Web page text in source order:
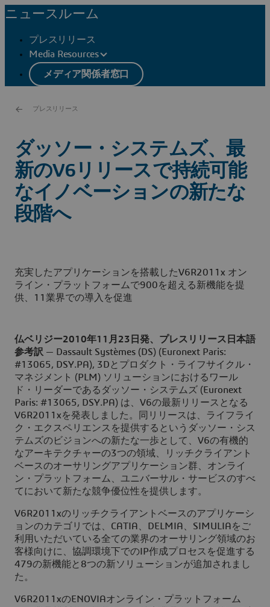
ニュースルーム
プレスリリース
Media Resources
メディア関係者窓口
プレスリリース
ダッソー・システムズ、最
新のV6リリースで持続可能
なイノベーションの新たな
段階へ
充実したアプリケーションを搭載したV6R2011x オン
ライン・プラットフォームで900を超える新機能を提
供、11業界での導入を促進
仏ベリジー2010年11月23日発、プレスリリース日本語
参考訳 — Dassault Systèmes (DS) (Euronext Paris:
#13065, DSY.PA), 3Dとプロダクト・ライフサイクル・
マネジメント (PLM) ソリューションにおけるワール
ド・リーダーであるダッソー・システムズ (Euronext
Paris: #13065, DSY.PA) は、V6の最新リリースとなる
V6R2011xを発表しました。同リリースは、ライフライ
ク・エクスペリエンスを提供するというダッソー・シス
テムズのビジョンへの新たな一歩として、V6の有機的
なアーキテクチャーの3つの領域、リッチクライアント
ベースのオーサリングアプリケーション群、オンライ
ン・プラットフォーム、ユニバーサル・サービスのすべ
てにおいて新たな競争優位性を提供します。
V6R2011xのリッチクライアントベースのアプリケーシ
ョンのカテゴリでは、CATIA、DELMIA、SIMULIAをご
利用いただいている全ての業界のオーサリング領域のお
客様向けに、協調環境下でのIP作成プロセスを促進する
479の新機能と8つの新ソリューションが追加されまし
た。
V6R2011xのENOVIAオンライン・プラットフォーム